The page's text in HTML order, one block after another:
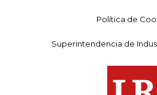
Política de
Superintendencia de